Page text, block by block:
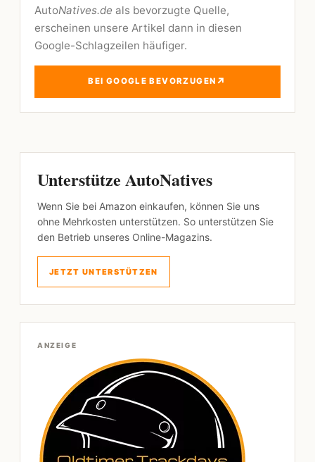
AutoNatives.de als bevorzugte Quelle,
erscheinen unsere Artikel dann in diesen
Google-Schlagzeilen häufiger.
BEI GOOGLE BEVORZUGEN ↗
Unterstütze AutoNatives
Wenn Sie bei Amazon einkaufen, können Sie uns
ohne Mehrkosten unterstützen. So unterstützen Sie
den Betrieb unseres Online-Magazins.
JETZT UNTERSTÜTZEN
ANZEIGE